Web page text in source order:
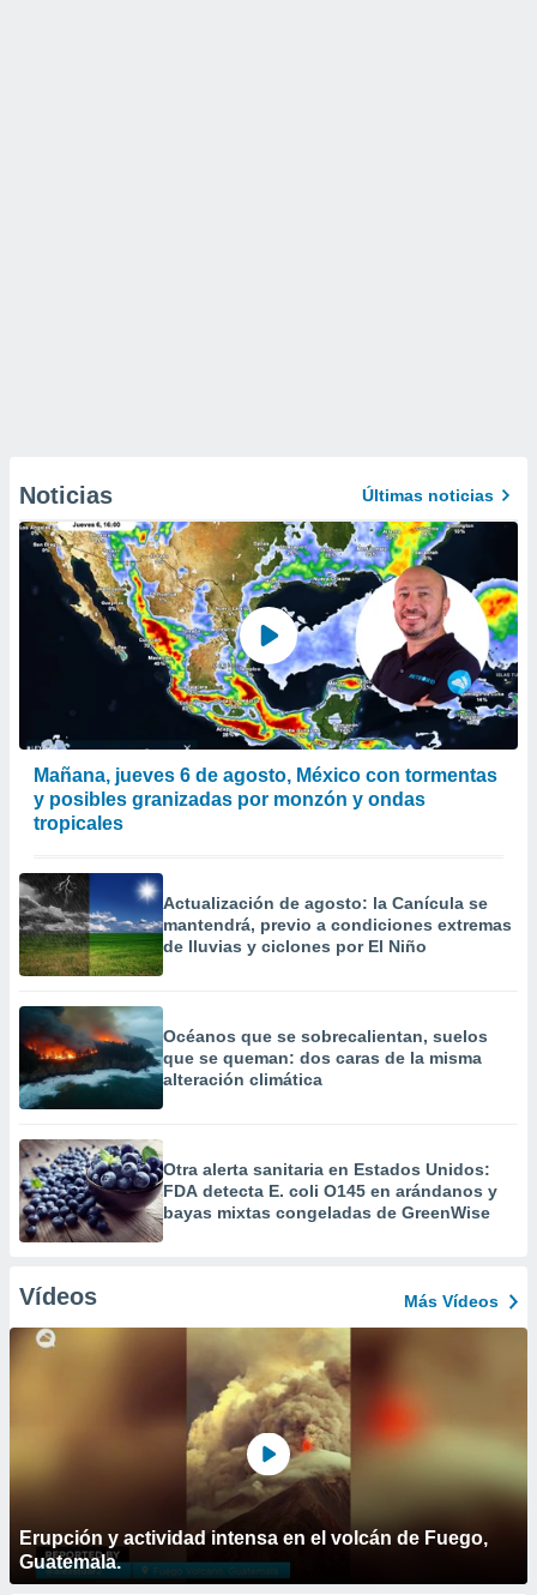
Noticias Últimas noticias
Mañana, jueves 6 de agosto, México con tormentas
y posibles granizadas por monzón y ondas
tropicales
Actualización de agosto: la Canícula se
mantendrá, previo a condiciones extremas
de lluvias y ciclones por El Niño
Océanos que se sobrecalientan, suelos
que se queman: dos caras de la misma
alteración climática
Otra alerta sanitaria en Estados Unidos:
FDA detecta E. coli O145 en arándanos y
bayas mixtas congeladas de GreenWise
Vídeos Más Vídeos
Erupción y actividad intensa en el volcán de Fuego,
Guatemala.